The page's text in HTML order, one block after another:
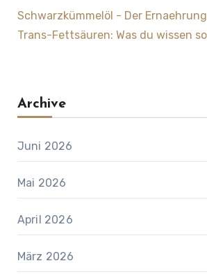
Schwarzkümmelöl - Der
Trans-Fettsäuren: Was du wissen
Archive
Juni 2026
Mai 2026
April 2026
März 2026